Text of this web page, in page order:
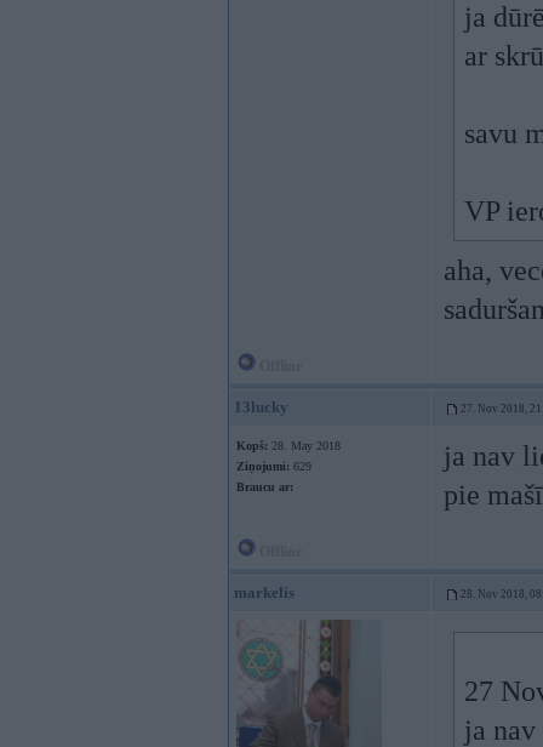
ja
ar
savu
VP
aha,
13lucky 27. Nov 2018,
Kopš: 28. May 2018
Ziņojumi: 629
Braucu ar:
ja nav
pie
markelis 28. Nov 2018,
27
ja